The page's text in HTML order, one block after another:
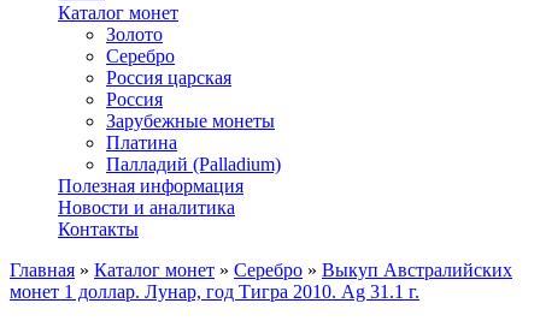
Каталог монет
Золото
Серебро
Россия царская
Россия
Зарубежные монеты
Платина
Палладий (Palladium)
Полезная информация
Новости и аналитика
Контакты
Главная » Каталог монет » Серебро » Выкуп Австралийских
монет 1 доллар. Лунар, год Тигра 2010. Ag 31.1 г.